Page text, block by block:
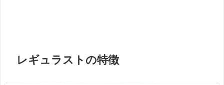
レギュラストの特徴